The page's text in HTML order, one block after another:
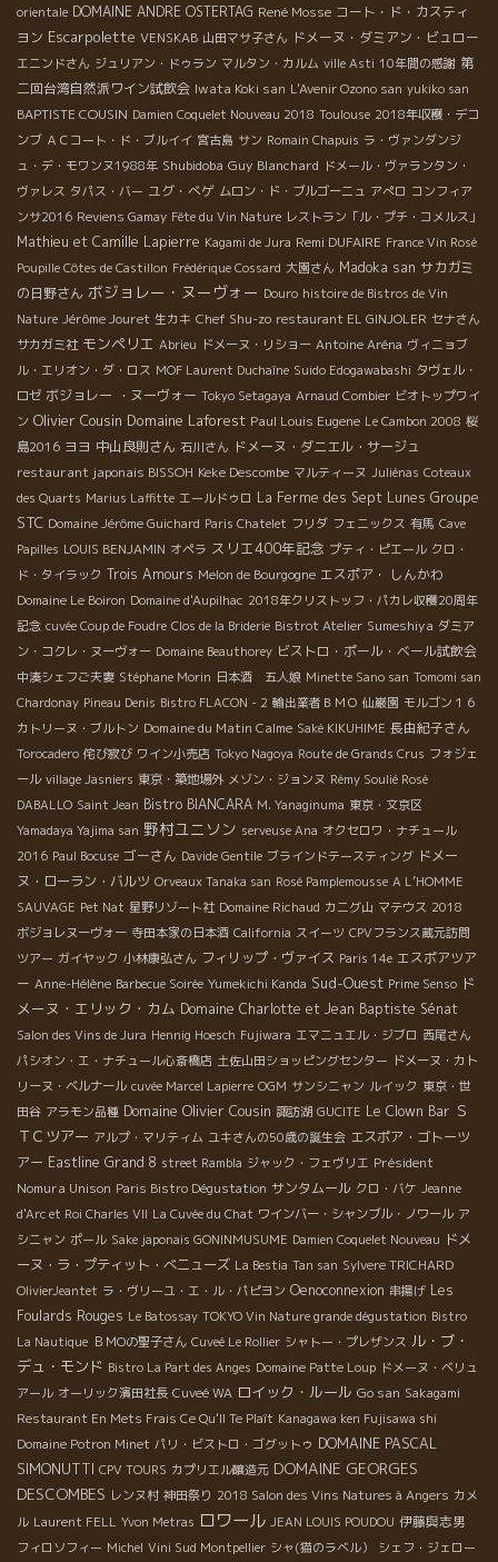
orientale DOMAINE ANDRE OSTERTAG René Mosse コート・ド・カスティ
ヨン Escarpolette VENSKAB 山田マサ子さん ドメーヌ・ダミアン・ビュロー
エニンドさん ジュリアン・ドゥラン マルタン・カルム ville Asti 10年間の感謝 第
二回台湾自然派ワイン試飲会 Iwata Koki san L'Avenir Ozono san yukiko san
BAPTISTE COUSIN Damien Coquelet Nouveau 2018 Toulouse 2018年収穫・デコ
ンブ ＡＣコート・ド・ブルイイ 宮古島 サン Romain Chapuis ラ・ヴァンダンジ
ュ・デ・モワンヌ1988年 Shubidoba Guy Blanchard ドメール・ヴァランタン・
ヴァレス タパス・バー ユグ・べゲ ムロン・ド・ブルゴーニュ アぺロ コンフィア
ンサ2016 Reviens Gamay Fête du Vin Nature レストラン「ル・プチ・コメルス」
Mathieu et Camille Lapierre Kagami de Jura Remi DUFAIRE France Vin Rosé
Poupille Côtes de Castillon Frédérique Cossard 大園さん Madoka san サカガミ
の日野さん ボジョレー・ヌーヴォー Douro histoire de Bistros de Vin
Nature Jérôme Jouret 生カキ Chef Shu-zo restaurant EL GINJOLER セナさん
サカガミ社 モンペリエ Abrieu ドメーヌ・リショー Antoine Aréna ヴィニョブ
ル・エリオン・ダ・ロス MOF Laurent Duchaîne Suido Edogawabashi タヴェル・
ロゼ ボジョレー ・ヌーヴォー Tokyo Setagaya Arnaud Combier ビオトップワイ
ン Olivier Cousin Domaine Laforest Paul Louis Eugene Le Cambon 2008 桜
島2016 ヨヨ 中山良則さん 石川さん ドメーヌ・ダニエル・サージュ
restaurant japonais BISSOH Keke Descombe マルティーヌ Juliénas Coteaux
des Quarts Marius Laffitte エールドゥロ La Ferme des Sept Lunes Groupe
STC Domaine Jérôme Guichard Paris Chatelet フリダ フェニックス 有馬 Cave
Papilles LOUIS BENJAMIN オペラ スリエ400年記念 プティ・ピエール クロ・
ド・タイラック Trois Amours Melon de Bourgogne エスポア・ しんかわ
Domaine Le Boiron Domaine d'Aupilhac 2018年クリストッフ・パカレ収穫20周年
記念 cuvée Coup de Foudre Clos de la Briderie Bistrot Atelier Sumeshiya ダミア
ン・コクレ・ヌーヴォー Domaine Beauthorey ビストロ・ポール・ベール試飲会
中湊シェフご夫妻 Stéphane Morin 日本酒 五人娘 Minette Sano san Tomomi san
Chardonay Pineau Denis Bistro FLACON - 2 輸出業者ＢＭＯ 仙巌園 モルゴン１６
カトリーヌ・ブルトン Domaine du Matin Calme Saké KIKUHIME 長由紀子さん
Torocadero 侘び寂び ワイン小売店 Tokyo Nagoya Route de Grands Crus フォジェ
ール village Jasniers 東京・築地場外 メゾン・ジョンヌ Rémy Soulié Rosé
DABALLO Saint Jean Bistro BIANCARA M. Yanaginuma 東京・文京区
Yamadaya Yajima san 野村ユニソン serveuse Ana オクセロワ・ナチュール
2016 Paul Bocuse ゴーさん Davide Gentile ブラインドテースティング ドメー
ヌ・ローラン・バルツ Orveaux Tanaka san Rosé Pamplemousse A L’HOMME
SAUVAGE Pet Nat 星野リゾート社 Domaine Richaud カニグ山 マテウス 2018
ボジョレヌーヴォー 寺田本家の日本酒 California スイーツ CPVフランス蔵元訪問
ツアー ガイヤック 小林康弘さん フィリップ・ヴァイス Paris 14e エスポアツア
ー Anne-Hélène Barbecue Soirée Yumekichi Kanda Sud-Ouest Prime Senso ド
メーヌ・エリック・カム Domaine Charlotte et Jean Baptiste Sénat
Salon des Vins de Jura Hennig Hoesch Fujiwara エマニュエル・ジブロ 西尾さん
パシオン・エ・ナチュール心斎橋店 土佐山田ショッピングセンター ドメーヌ・カト
リーヌ・ベルナール cuvée Marcel Lapierre OGM サンシニャン ルイック 東京・世
田谷 アラモン品種 Domaine Olivier Cousin 諏訪湖 GUCITE Le Clown Bar Ｓ
ＴＣツアー アルプ・マリティム ユキさんの50歳の誕生会 エスポア・ゴトーツ
アー Eastline Grand 8 street Rambla ジャック・フェヴリエ Président
Nomura Unison Paris Bistro Dégustation サンタムール クロ・バケ Jeanne
d'Arc et Roi Charles VII La Cuvée du Chat ワインバー・シャンブル・ノワール ア
シニャン ポール Sake japonais GONINMUSUME Damien Coquelet Nouveau ドメ
ーヌ・ラ・プティット・べニューズ La Bestia Tan san Sylvere TRICHARD
OlivierJeantet ラ・ヴリーユ・エ・ル・パピヨン Oenoconnexion 串揚げ Les
Foulards Rouges Le Batossay TOKYO Vin Nature grande dégustation Bistro
La Nautique ＢＭОの聖子さん Cuveé Le Rollier シャトー・プレザンス ル・ブ・
デュ・モンド Bistro La Part des Anges Domaine Patte Loup ドメーヌ・ベリュ
アール オーリック濱田社長 Cuveé WA ロイック・ルール Go san Sakagami
Restaurant En Mets Frais Ce Qu'Il Te Plaît Kanagawa ken Fujisawa shi
Domaine Potron Minet パリ・ビストロ・ゴグットゥ DOMAINE PASCAL
SIMONUTTI CPV TOURS カプリエル醸造元 DOMAINE GEORGES
DESCOMBES レンヌ村 神田祭り 2018 Salon des Vins Natures à Angers カメ
ル Laurent FELL Yvon Metras ロワール JEAN LOUIS POUDOU 伊藤與志男
フィロソフィー Michel Vini Sud Montpellier シャ(猫のラベル） シェフ・ジェロー